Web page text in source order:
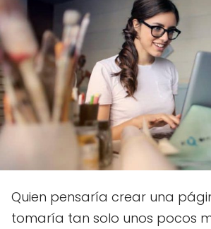
Quien pensaría crear una
tomaría tan solo unos pocos